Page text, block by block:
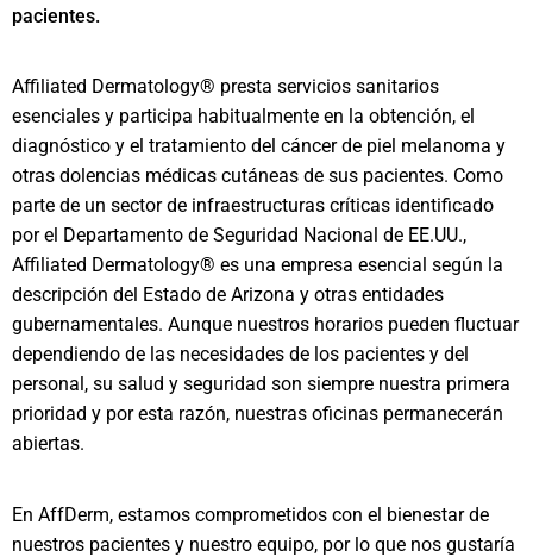
pacientes.
Affiliated Dermatology® presta servicios sanitarios
esenciales y participa habitualmente en la obtención, el
diagnóstico y el tratamiento del cáncer de piel melanoma y
otras dolencias médicas cutáneas de sus pacientes. Como
parte de un sector de infraestructuras críticas identificado
por el Departamento de Seguridad Nacional de EE.UU.,
Affiliated Dermatology® es una empresa esencial según la
descripción del Estado de Arizona y otras entidades
gubernamentales. Aunque nuestros horarios pueden fluctuar
dependiendo de las necesidades de los pacientes y del
personal, su salud y seguridad son siempre nuestra primera
prioridad y por esta razón, nuestras oficinas permanecerán
abiertas.
En AffDerm, estamos comprometidos con el bienestar de
nuestros pacientes y nuestro equipo, por lo que nos gustaría